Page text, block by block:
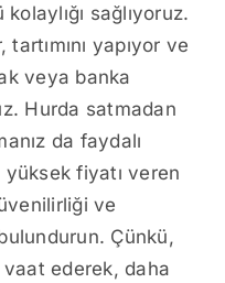
sağlıyoruz.
tartımını yapıyor ve
veya banka
Hurda satmadan
da faydalı
fiyatı veren
ve
Çünkü,
vaat ederek, daha